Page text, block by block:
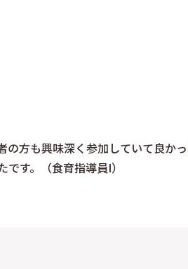
方も興味深く参加していて良か
す。（食育指導員I）